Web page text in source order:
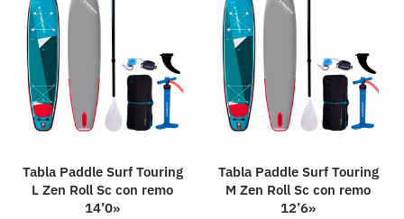
Tabla Paddle Surf Touring
L Zen Roll Sc con remo
14’0»
Tabla Paddle Surf Touring
M Zen Roll Sc con remo
12’6»